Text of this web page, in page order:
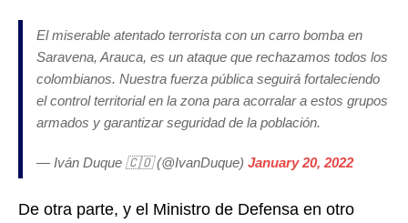
El miserable atentado terrorista con un carro bomba en
Saravena, Arauca, es un ataque que rechazamos todos los
colombianos. Nuestra fuerza pública seguirá fortaleciendo
el control territorial en la zona para acorralar a estos grupos
armados y garantizar seguridad de la población.
— Iván Duque 🇨🇴 (@IvanDuque) January 20, 2022
De otra parte, y el Ministro de Defensa en otro